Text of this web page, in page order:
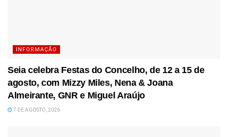
INFORMAÇÃO
Seia celebra Festas do Concelho, de 12 a 15 de
agosto, com Mizzy Miles, Nena & Joana
Almeirante, GNR e Miguel Araújo
7 DE AGOSTO, 2026